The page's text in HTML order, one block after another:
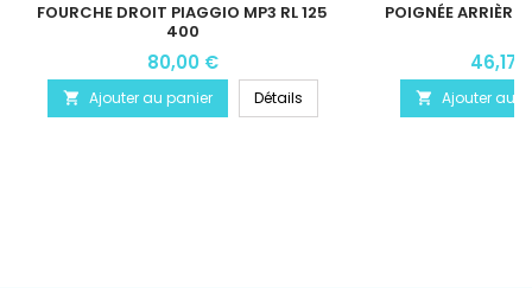
FOURCHE DROIT PIAGGIO MP3 RL 125
400
80,00 €
 Ajouter au panier Détails
POIGNÉE
46,17
 Ajouter au